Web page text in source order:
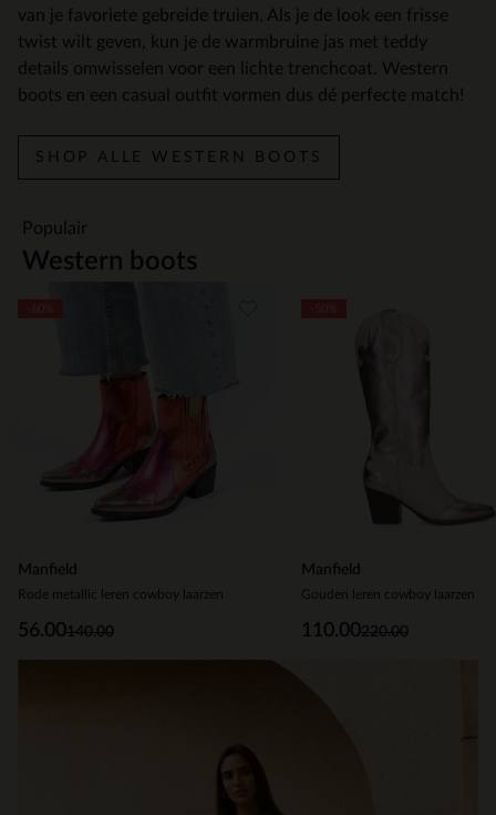
van je favoriete gebreide truien. Als je de look een frisse
twist wilt geven, kun je de warmbruine jas met teddy
details omwisselen voor een lichte trenchcoat. Western
boots en een casual outfit vormen dus dé perfecte match!
SHOP ALLE WESTERN BOOTS
Western boots
Populair
Manfield
Rode metallic leren cowboy laarzen
140.00
56.00
Manfield
Gouden leren cowboy laarzen
220.00
110.00